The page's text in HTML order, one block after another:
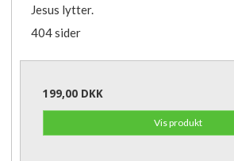
Jesus lytter.
404 sider
199,00 DKK
Vis produkt